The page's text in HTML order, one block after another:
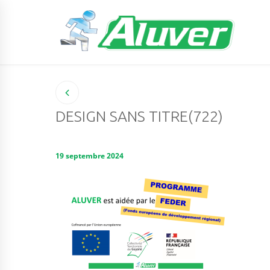
DESIGN SANS TITRE(722)
19 septembre 2024